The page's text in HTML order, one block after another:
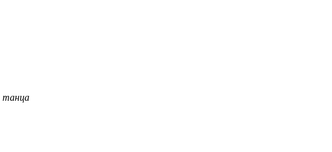
танца